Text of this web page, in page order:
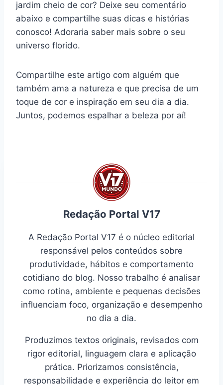
jardim cheio de cor? Deixe seu comentário
abaixo e compartilhe suas dicas e histórias
conosco! Adoraria saber mais sobre o seu
universo florido.
Compartilhe este artigo com alguém que
também ama a natureza e que precisa de um
toque de cor e inspiração em seu dia a dia.
Juntos, podemos espalhar a beleza por aí!
Redação Portal V17
A Redação Portal V17 é o núcleo editorial
responsável pelos conteúdos sobre
produtividade, hábitos e comportamento
cotidiano do blog. Nosso trabalho é analisar
como rotina, ambiente e pequenas decisões
influenciam foco, organização e desempenho
no dia a dia.
Produzimos textos originais, revisados com
rigor editorial, linguagem clara e aplicação
prática. Priorizamos consistência,
responsabilidade e experiência do leitor em